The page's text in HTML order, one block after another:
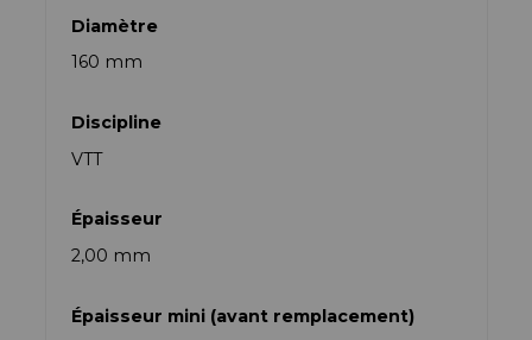
Diamètre
160 mm
Discipline
VTT
Épaisseur
2,00 mm
Épaisseur mini (avant remplacement)